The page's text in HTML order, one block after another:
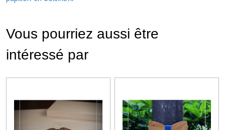
Vous pourriez aussi être
intéressé par